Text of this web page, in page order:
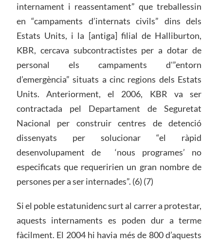
internament i reassentament” que treballessin
en “campaments d’internats civils” dins dels
Estats Units, i la [antiga] filial de Halliburton,
KBR, cercava subcontractistes per a dotar de
personal els campaments d'”entorn
d’emergència” situats a cinc regions dels Estats
Units. Anteriorment, el 2006, KBR va ser
contractada pel Departament de Seguretat
Nacional per construir centres de detenció
dissenyats per solucionar “el ràpid
desenvolupament de ‘nous programes’ no
especificats que requeririen un gran nombre de
persones per a ser internades”. (6) (7)
Si el poble estatunidenc surt al carrer a protestar,
aquests internaments es poden dur a terme
fàcilment. El 2004 hi havia més de 800 d’aquests